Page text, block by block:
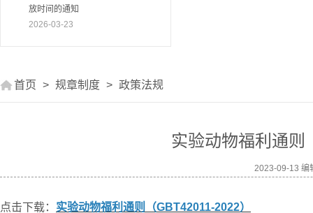
放时间的通知
2026-03-23
首页 > 规章制度 > 政策法规
实验动物福利通则
2023-09-13 编
点击下载： 实验动物福利通则（GBT42011-2022）